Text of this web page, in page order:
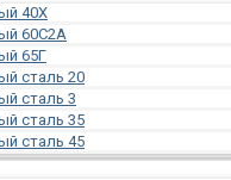
40Х
60С2А
65Г
сталь 20
сталь 3
сталь 35
сталь 45